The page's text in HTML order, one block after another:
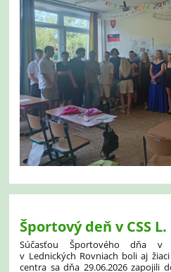
Športový deň v CSS L.
Súčasťou Športového dňa v
v Lednických Rovniach boli aj
centra sa dňa 29.06.2026 zapojili